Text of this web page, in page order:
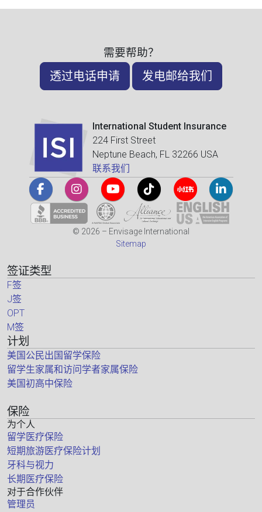
需要帮助？
透过电话申请 发电邮给我们
International Student Insurance
224 First Street
Neptune Beach, FL 32266 USA
联系我们
© 2026 – Envisage International
Sitemap
签证类型
F签
J签
OPT
M签
计划
美国公民出国留学保险
留学生家属和访问学者家属保险
美国初高中保险
保险
为个人
留学医疗保险
短期旅游医疗保险计划
牙科与视力
长期医疗保险
对于合作伙伴
管理员